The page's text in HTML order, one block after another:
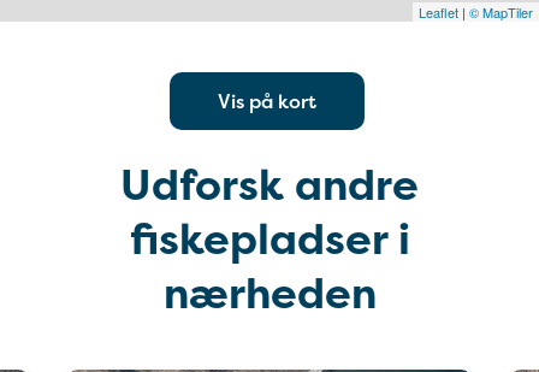
Leaflet | © MapTiler
Vis på kort
Udforsk andre
fiskepladser i
nærheden